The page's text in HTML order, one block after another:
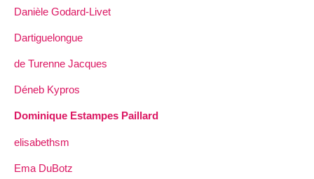
Danièle Godard-Livet
Dartiguelongue
de Turenne Jacques
Déneb Kypros
Dominique Estampes Paillard
elisabethsm
Ema DuBotz